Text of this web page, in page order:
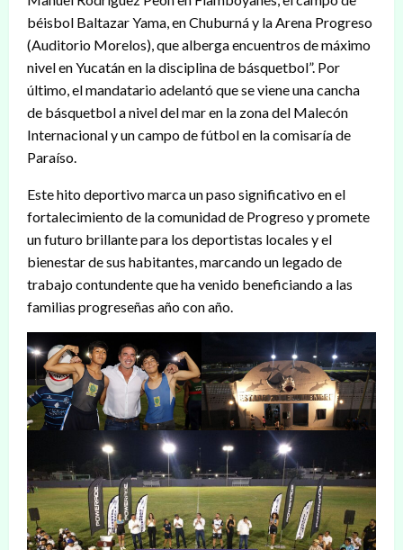
béisbol Baltazar Yama, en Chuburná y la Arena Progreso
(Auditorio Morelos), que alberga encuentros de máximo
nivel en Yucatán en la disciplina de básquetbol”. Por
último, el mandatario adelantó que se viene una cancha
de básquetbol a nivel del mar en la zona del Malecón
Internacional y un campo de fútbol en la comisaría de
Paraíso.
Este hito deportivo marca un paso significativo en el
fortalecimiento de la comunidad de Progreso y promete
un futuro brillante para los deportistas locales y el
bienestar de sus habitantes, marcando un legado de
trabajo contundente que ha venido beneficiando a las
familias progreseñas año con año.